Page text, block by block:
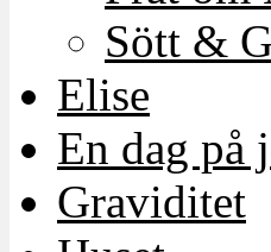
Sött &
Elise
En dag på
Graviditet